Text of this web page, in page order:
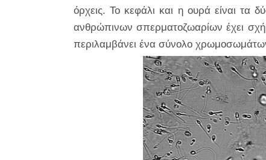
όρχεις. Το κεφάλι και η ουρά είναι τα
ανθρώπινων σπερματοζωαρίων έχει
περιλαμβάνει ένα σύνολο